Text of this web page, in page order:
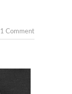
1 Comment